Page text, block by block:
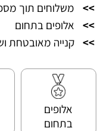
>>
משלוחים תוך
>>
אלופים בתחום
>> קנייה מאובטחת
אלופים
בתחום